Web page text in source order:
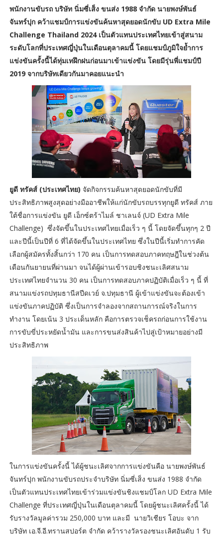
พนักงานขับรถ บริษัท นิ่มซี่เส็ง ขนส่ง 1988 จำกัด นายพงษ์พันธ์
จันทร์ปุก คว้าแชมป์การแข่งขันค้นหาสุดยอดนักขับ UD Extra Mile
Challenge Thailand 2024 เป็นตัวแทนประเทศไทยเข้าสู่สนาม
ระดับโลกที่ประเทศญี่ปุ่นในเดือนตุลาคมนี้ โดยแชมป์ภูมิใจย้ำการ
แข่งขันครั้งนี้ได้ทุ่มเทฝึกฝนก่อนมาเข้าแข่งขัน โดยมีรุ่นพี่แชมป์ปี
2019 จากบริษัทเดียวกันมาคอยแนะนำ
ยูดี ทรัคส์ (ประเทศไทย) จัดกิจกรรมค้นหาสุดยอดนักขับที่มี
ประสิทธิภาพสูงสุดอย่างมืออาชีพให้แก่นักขับรถบรรทุกยูดี ทรัคส์ ภาย
ใต้ชื่อการแข่งขัน ยูดี เอ็กซ์ตร้าไมล์ ชาเลนจ์ (UD Extra Mile
Challenge) ซึ่งจัดขึ้นในประเทศไทยเมื่อเร็ว ๆ นี้ โดยจัดขึ้นทุกๆ 2 ปี
และปีนี้เป็นปีที่ 6 ที่ได้จัดขึ้นในประเทศไทย ซึ่งในปีนี้เริ่มทำการคัด
เลือกผู้สมัครทั้งสิ้นกว่า 170 คน เป็นการทดสอบภาคทฤษฎีในช่วงต้น
เดือนกันยายนที่ผ่านมา จนได้ผู้ผ่านเข้ารอบชิงชนะเลิศสนาม
ประเทศไทยจำนวน 30 คน เป็นการทดสอบภาคปฏิบัติเมื่อเร็ว ๆ นี้ ที่
สนามแข่งรถปทุมธานีสปีดเวย์ จ.ปทุมธานี ผู้เข้าแข่งขันจะต้องเข้า
แข่งขันภาคปฏิบัติ ซึ่งเป็นการจำลองจากสถานการณ์จริงในการ
ทำงาน โดยเน้น 3 ประเด็นหลัก คือการตรวจเช็ครถก่อนการใช้งาน
การขับขี่ประหยัดน้ำมัน และการขนส่งสินค้าไปสู่เป้าหมายอย่างมี
ประสิทธิภาพ
ในการแข่งขันครั้งนี้ ได้ผู้ชนะเลิศจากการแข่งขันคือ นายพงษ์พันธ์
จันทร์ปุก พนักงานขับรถประจำบริษัท นิ่มซี่เส็ง ขนส่ง 1988 จำกัด
เป็นตัวแทนประเทศไทยเข้าร่วมแข่งขันชิงแชมป์โลก UD Extra Mile
Challenge ที่ประเทศญี่ปุ่นในเดือนตุลาคมนี้ โดยผู้ชนะเลิศครั้งนี้ ได้
รับรางวัลมูลค่ารวม 250,000 บาท และมี นายวิเชียร โอบะ จาก
บริษัท เอ.จี.อี.ทรานสปอร์ต จำกัด คว้ารางวัลรองชนะเลิศอันดับ 1 รับ